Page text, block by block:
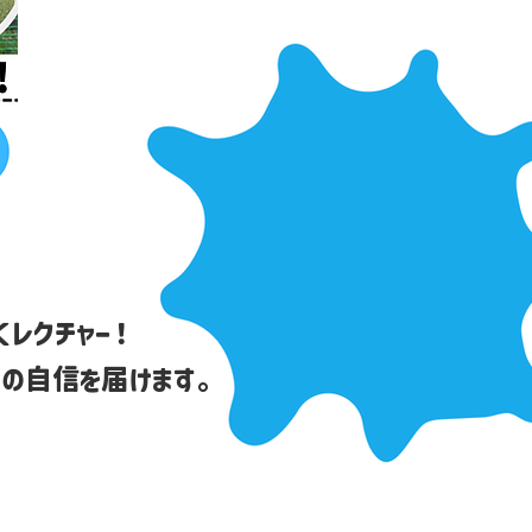
クチャー！
自信を届けます。